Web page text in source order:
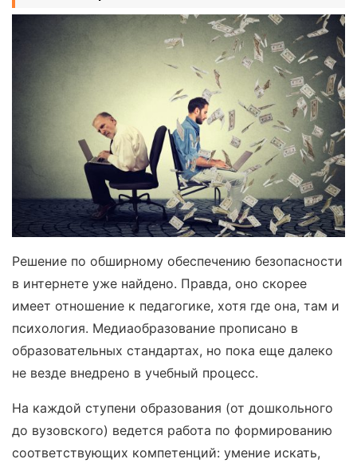
Решение по обширному обеспечению безопасности
в интернете уже найдено. Правда, оно скорее
имеет отношение к педагогике, хотя где она, там и
психология. Медиаобразование прописано в
образовательных стандартах, но пока еще далеко
не везде внедрено в учебный процесс.
На каждой ступени образования (от дошкольного
до вузовского) ведется работа по формированию
соответствующих компетенций: умение искать,